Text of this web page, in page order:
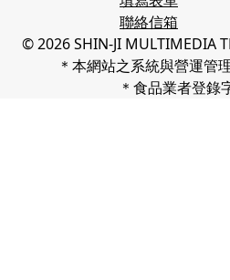
聯絡信箱
© 2026 SHIN-JI MULTIMEDIA
＊本網站之系統與營運管
＊食品業者登錄